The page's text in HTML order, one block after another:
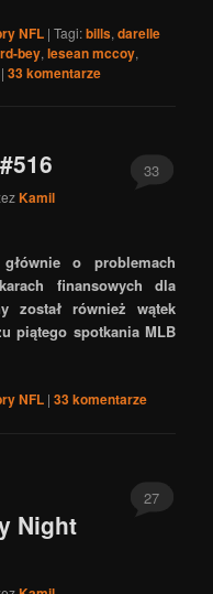
NFL |Tagi:bills,darelle
bey,lesean mccoy,
|33komentarze
Kamil
33
o problemach
finansowych dla
został również wątek
piątego spotkania MLB
NFL |33komentarze
Night
27